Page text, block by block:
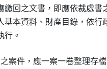
及應繳回之文書，即應依裁
務人基本資料、財產目錄，
行。
案件，應一案一卷整理存